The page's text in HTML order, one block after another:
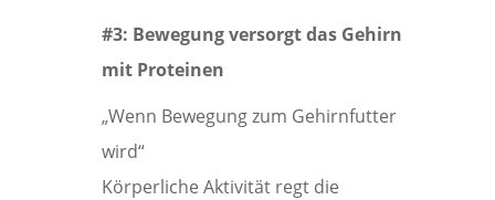
#3: Bewegung versorgt das Gehirn
mit Proteinen
„Wenn Bewegung zum Gehirnfutter
wird“
Körperliche Aktivität regt die